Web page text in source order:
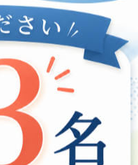
求職者が就職に成功
職者はこのサービス
の一つです。しかし